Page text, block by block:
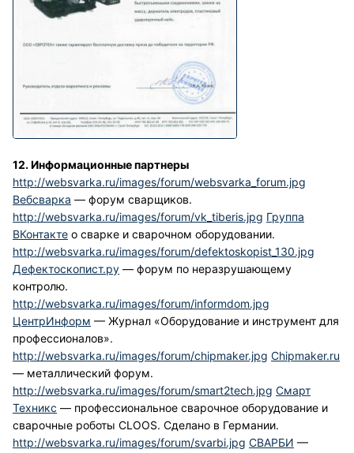
12. Информационные партнеры
http://websvarka.ru/images/forum/websvarka_forum.jpg
Вебсварка — форум сварщиков.
http://websvarka.ru/images/forum/vk_tiberis.jpg Группа
ВКонтакте о сварке и сварочном оборудовании.
http://websvarka.ru/images/forum/defektoskopist_130.jpg
Дефектоскопист.ру — форум по неразрушающему
контролю.
http://websvarka.ru/images/forum/informdom.jpg
ЦентрИнформ — Журнал «Оборудование и инструмент для
профессионалов».
http://websvarka.ru/images/forum/chipmaker.jpg Chipmaker.ru
— металлический форум.
http://websvarka.ru/images/forum/smart2tech.jpg Смарт
Техникс — профессиональное сварочное оборудование и
сварочные роботы CLOOS. Сделано в Германии.
http://websvarka.ru/images/forum/svarbi.jpg СВАРБИ —